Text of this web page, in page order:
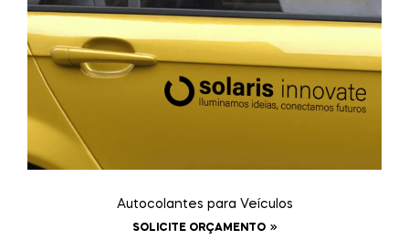
Autocolantes para Veículos
SOLICITE ORÇAMENTO